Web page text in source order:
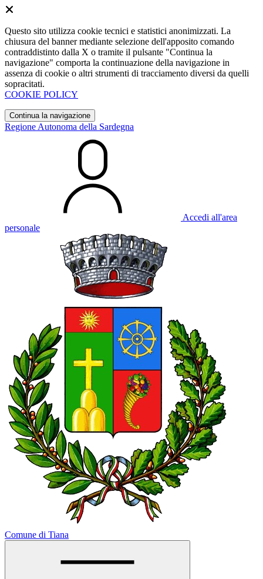
Questo sito utilizza cookie tecnici e statistici anonimizzati. La
chiusura del banner mediante selezione dell'apposito comando
contraddistinto dalla X o tramite il pulsante "Continua la
navigazione" comporta la continuazione della navigazione in
assenza di cookie o altri strumenti di tracciamento diversi da quelli
sopracitati.
COOKIE POLICY
Continua la navigazione
Regione Autonoma della Sardegna
Accedi all'area
personale
Comune di Tiana